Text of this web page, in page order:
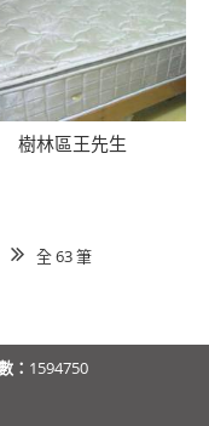
樹林區王先生
全 63 筆
： 1594750